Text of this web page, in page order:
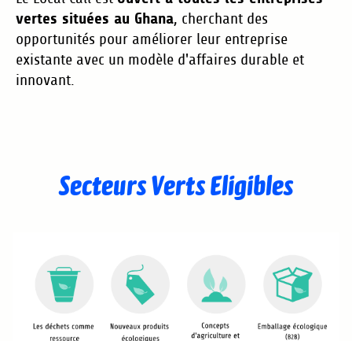
vertes situées au Ghana, cherchant des
opportunités pour améliorer leur entreprise
existante avec un modèle d'affaires durable et
innovant.
Secteurs Verts Eligibles